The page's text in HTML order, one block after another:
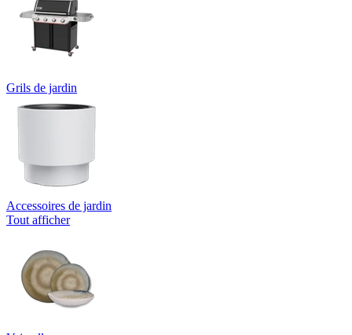
Grils de jardin
Accessoires de jardin
Tout afficher